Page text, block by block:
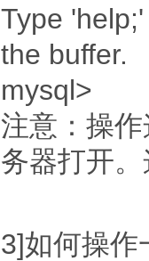
Type
the buffer.
mysql>
注意：操
务器打开
3]如何操作